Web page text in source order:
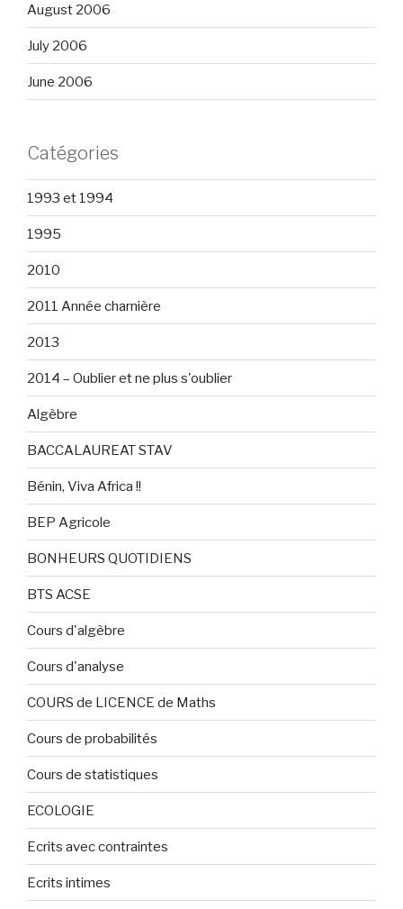
August 2006
July 2006
June 2006
Catégories
1993 et 1994
1995
2010
2011 Année charnière
2013
2014 – Oublier et ne plus s'oublier
Algèbre
BACCALAUREAT STAV
Bénin, Viva Africa !!
BEP Agricole
BONHEURS QUOTIDIENS
BTS ACSE
Cours d'algèbre
Cours d'analyse
COURS de LICENCE de Maths
Cours de probabilités
Cours de statistiques
ECOLOGIE
Ecrits avec contraintes
Ecrits intimes